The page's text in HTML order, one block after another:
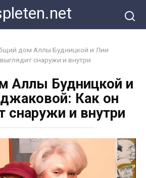
дом Аллы Будницкой и Лии
снаружи и внутри
Аллы Будницкой и
Как он
снаружи и внутри